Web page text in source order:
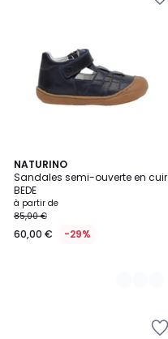
NATURINO
Sandales semi-ouverte en cuir
BEDE
à partir de
85,00 €
60,00 € -29%
3
Couleurs